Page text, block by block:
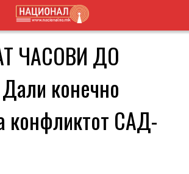
ЧАСОВИ ДО
конечно
конфликтот САД-